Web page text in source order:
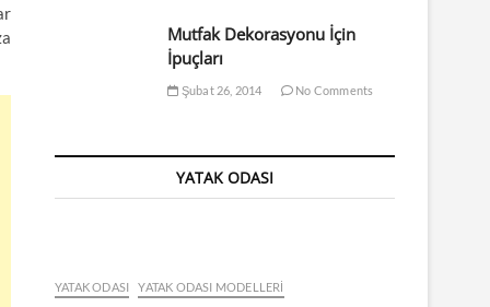
Mutfak Dekorasyonu İçin
İpuçları
Şubat 26, 2014 No Comments
YATAK ODASI
YATAK ODASI YATAK ODASI MODELLERI